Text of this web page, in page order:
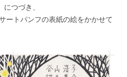
つづき、
ートパンフの表紙の絵をかかせて